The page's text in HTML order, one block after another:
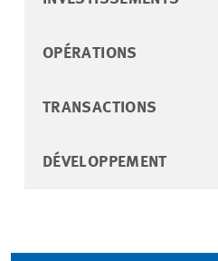
OPÉRATIONS
TRANSACTIONS
DÉVELOPPEMENT